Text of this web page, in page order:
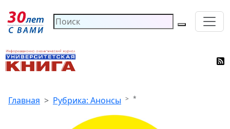
Главная Рубрика: Анонсы *